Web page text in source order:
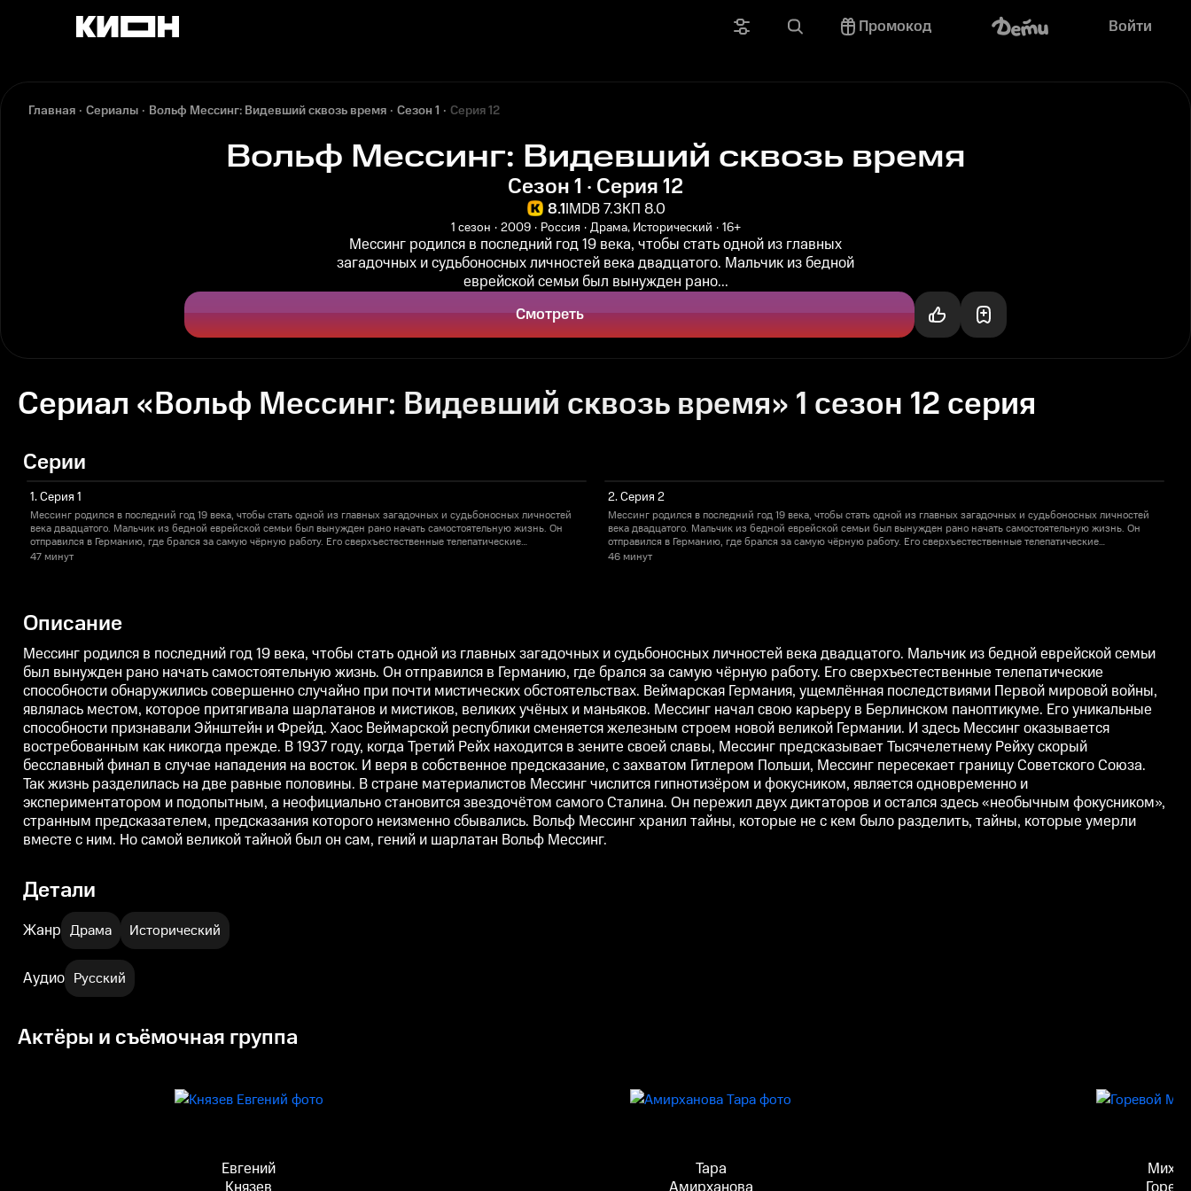
Промокод Войти
Главная Сериалы Вольф Мессинг: Видевший сквозь время Сезон 1 Серия 12
Вольф Мессинг: Видевший сквозь время
Сезон 1 · Серия 12
8.1IMDB 7.3КП 8.0
1 сезон 2009 Россия Драма, Исторический 16+
Мессинг родился в последний год 19 века, чтобы стать одной из главных
загадочных и судьбоносных личностей века двадцатого. Мальчик из бедной
еврейской семьи был вынужден рано...
Смотреть
Сериал «Вольф Мессинг: Видевший сквозь время» 1 сезон 12 серия
Серии
1. Серия 1
Мессинг родился в последний год 19 века, чтобы стать одной из главных загадочных и судьбоносных личностей
века двадцатого. Мальчик из бедной еврейской семьи был вынужден рано начать самостоятельную жизнь. Он
отправился в Германию, где брался за самую чёрную работу. Его сверхъестественные телепатические
способности обнаружились совершенно случайно при почти мистических обстоятельствах. Веймарская Германия,
Рейх находится в зените своей славы, Мессинг предсказывает Тысячелетнему Рейху скорый бесславный финал в
случае нападения на восток. И веря в собственное предсказание, с захватом Гитлером Польши, Мессинг
пересекает границу Советского Союза. Так жизнь разделилась на две равные половины. В стране материалистов
Мессинг числится гипнотизёром и фокусником, является одновременно и экспериментатором и подопытным, а
неофициально становится звездочётом самого Сталина. Он пережил двух диктаторов и остался здесь «необычным
фокусником», странным предсказателем, предсказания которого неизменно сбывались. Вольф Мессинг хранил
тайны, которые не с кем было разделить, тайны, которые умерли вместе с ним. Но самой великой тайной был он
сам, гений и шарлатан Вольф Мессинг.
47 минут
2. Серия 2
Мессинг родился в последний год 19 века, чтобы стать одной из главных загадочных и судьбоносных личностей
века двадцатого. Мальчик из бедной еврейской семьи был вынужден рано начать самостоятельную жизнь. Он
отправился в Германию, где брался за самую чёрную работу. Его сверхъестественные телепатические
способности обнаружились совершенно случайно при почти мистических обстоятельствах. Веймарская Германия,
пересекает границу Советского Союза. Так жизнь разделилась на две равные половины. В стране материалистов
Мессинг числится гипнотизёром и фокусником, является одновременно и экспериментатором и подопытным, а
неофициально становится звездочётом самого Сталина. Он пережил двух диктаторов и остался здесь «необычным
фокусником», странным предсказателем, предсказания которого неизменно сбывались. Вольф Мессинг хранил
тайны, которые не с кем было разделить, тайны, которые умерли вместе с ним. Но самой великой тайной был он
сам, гений и шарлатан Вольф Мессинг.
46 минут
Описание
Мессинг родился в последний год 19 века, чтобы стать одной из главных загадочных и судьбоносных личностей века двадцатого. Мальчик из бедной еврейской семьи
был вынужден рано начать самостоятельную жизнь. Он отправился в Германию, где брался за самую чёрную работу. Его сверхъестественные телепатические
способности обнаружились совершенно случайно при почти мистических обстоятельствах. Веймарская Германия, ущемлённая последствиями Первой мировой войны,
являлась местом, которое притягивала шарлатанов и мистиков, великих учёных и маньяков. Мессинг начал свою карьеру в Берлинском паноптикуме. Его уникальные
способности признавали Эйнштейн и Фрейд. Хаос Веймарской республики сменяется железным строем новой великой Германии. И здесь Мессинг оказывается
востребованным как никогда прежде. В 1937 году, когда Третий Рейх находится в зените своей славы, Мессинг предсказывает Тысячелетнему Рейху скорый
бесславный финал в случае нападения на восток. И веря в собственное предсказание, с захватом Гитлером Польши, Мессинг пересекает границу Советского Союза.
Так жизнь разделилась на две равные половины. В стране материалистов Мессинг числится гипнотизёром и фокусником, является одновременно и
экспериментатором и подопытным, а неофициально становится звездочётом самого Сталина. Он пережил двух диктаторов и остался здесь «необычным фокусником»,
странным предсказателем, предсказания которого неизменно сбывались. Вольф Мессинг хранил тайны, которые не с кем было разделить, тайны, которые умерли
вместе с ним. Но самой великой тайной был он сам, гений и шарлатан Вольф Мессинг.
Детали
Жанр Драма Исторический
Аудио Русский
Актёры и съёмочная группа
Евгений
Тара